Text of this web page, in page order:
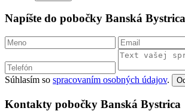
Napíšte do pobočky Banská Bystrica
Súhlasím so spracovaním osobných údajov.
Kontakty pobočky Banská Bystrica